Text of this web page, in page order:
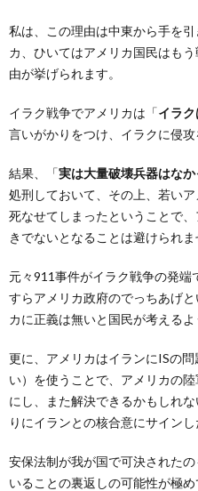
私は、この理由は中東から手を
カ、ひいてはアメリカ国民はも
由が挙げられます。
イラク戦争でアメリカは「イラ
言いがかりをつけ、イラクに侵攻
結果、「実は大量破壊兵器はなか
処刑しておいて、その上、若い
死なせてしまったということで
きでないとなることは避けられま
元々911事件がイラク戦争の発
すらアメリカ政府のでっちあげ
カに正義は無いと国民が考える
更に、アメリカはイランにISの
い）を使うことで、アメリカの
にし、また解決できるかもしれ
りにイランとの核合意にサインし
安保法制が我が国で可決された
いることの裏返しの可能性が極